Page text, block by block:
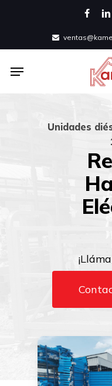
main
content
facebook
Menu
Unidades